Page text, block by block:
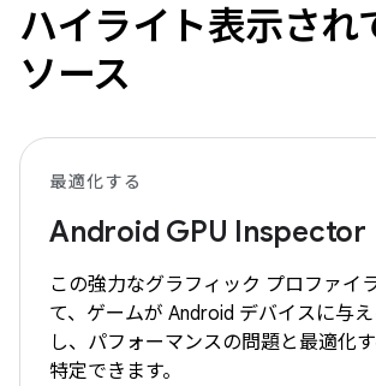
ハイライト表示され
ソース
最適化する
Android GPU Inspector
この強力なグラフィック プロファイ
て、ゲームが Android デバイスに与
し、パフォーマンスの問題と最適化
特定できます。